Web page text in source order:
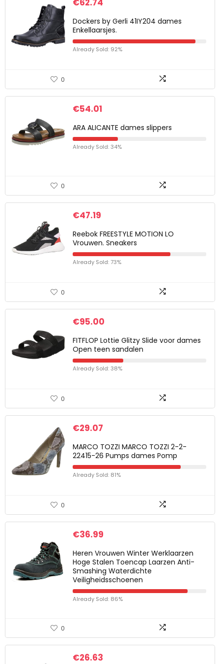
€62.74
Dockers by Gerli 41IY204 dames
Enkellaarsjes.
Already Sold: 92%
0
€54.01
ARA ALICANTE dames slippers
Already Sold: 34%
0
€47.19
Reebok FREESTYLE MOTION LO
Vrouwen. Sneakers
Already Sold: 73%
0
€95.00
FITFLOP Lottie Glitzy Slide voor dames
Open teen sandalen
Already Sold: 38%
0
€29.07
MARCO TOZZI MARCO TOZZI 2-2-
22415-26 Pumps dames Pomp
Already Sold: 81%
0
€36.99
Heren Vrouwen Winter Werklaarzen
Hoge Stalen Toencap Laarzen Anti-
Smashing Waterdichte
Veiligheidsschoenen
Already Sold: 86%
0
€26.63